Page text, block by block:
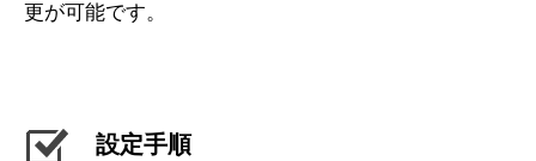
更が可能です。
設定手順